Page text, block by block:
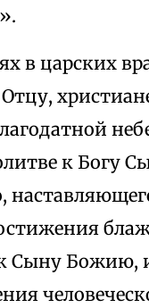
в царских
к Богу
Сыну Божию,